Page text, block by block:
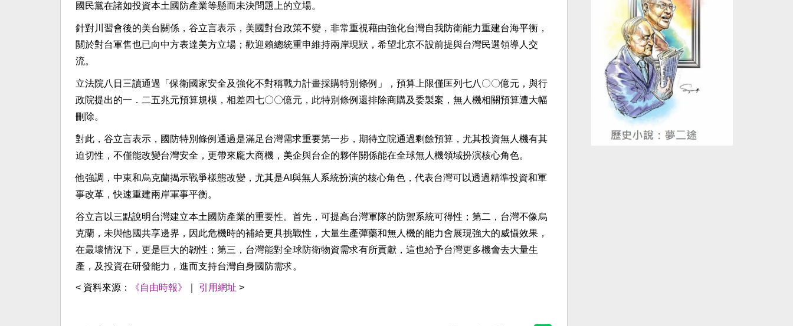
國民黨在諸如投資本土國防產業等懸而未決問題上的立場。
針對川習會後的美台關係，谷立言表示，美國對台政策不變，非常重視藉由強化台灣自我防衛能力重建台海平衡，
關於對台軍售也已向中方表達美方立場；歡迎賴總統重申維持兩岸現狀，希望北京不設前提與台灣民選領導人交
流。
立法院八日三讀通過「保衛國家安全及強化不對稱戰力計畫採購特別條例」，預算上限僅匡列七八〇〇億元，與行
政院提出的一．二五兆元預算規模，相差四七〇〇億元，此特別條例還排除商購及委製案，無人機相關預算遭大幅
刪除。
對此，谷立言表示，國防特別條例通過是滿足台灣需求重要第一步，期待立院通過剩餘預算，尤其投資無人機有其
迫切性，不僅能改變台灣安全，更帶來龐大商機，美企與台企的夥伴關係能在全球無人機領域扮演核心角色。
他強調，中東和烏克蘭揭示戰爭樣態改變，尤其是AI與無人系統扮演的核心角色，代表台灣可以透過精準投資和軍
事改革，快速重建兩岸軍事平衡。
谷立言以三點說明台灣建立本土國防產業的重要性。首先，可提高台灣軍隊的防禦系統可得性；第二，台灣不像烏
克蘭，未與他國共享邊界，因此危機時的補給更具挑戰性，大量生產彈藥和無人機的能力會展現強大的威懾效果，
在最壞情況下，更是巨大的韌性；第三，台灣能對全球防衛物資需求有所貢獻，這也給予台灣更多機會去大量生
產，及投資在研發能力，進而支持台灣自身國防需求。
< 資料來源： 《自由時報》 引用網址 >